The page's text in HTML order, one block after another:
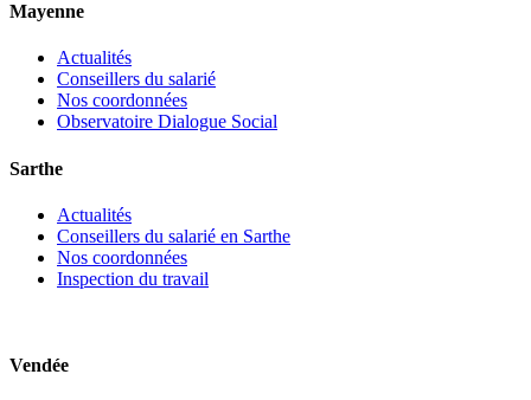
Mayenne
Actualités
Conseillers du salarié
Nos coordonnées
Observatoire Dialogue Social
Sarthe
Actualités
Conseillers du salarié en Sarthe
Nos coordonnées
Inspection du travail
Vendée